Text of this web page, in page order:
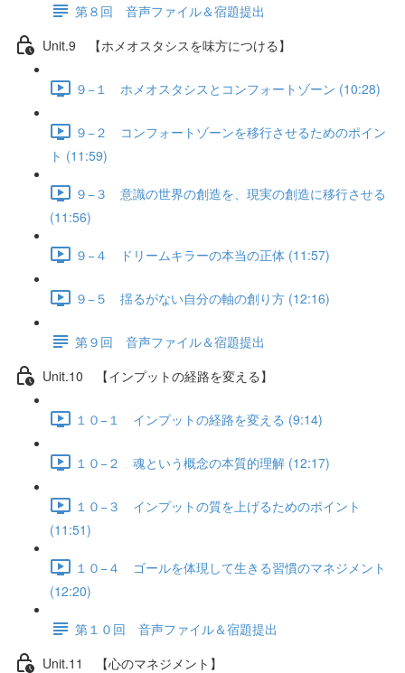
第８回 音声ファイル＆宿題提出
Unit.9 【ホメオスタシスを味方につける】
９−１ ホメオスタシスとコンフォートゾーン (10:28)
９−２ コンフォートゾーンを移行させるためのポイン
ト (11:59)
９−３ 意識の世界の創造を、現実の創造に移行させる
(11:56)
９−４ ドリームキラーの本当の正体 (11:57)
９−５ 揺るがない自分の軸の創り方 (12:16)
第９回 音声ファイル＆宿題提出
Unit.10 【インプットの経路を変える】
１０−１ インプットの経路を変える (9:14)
１０−２ 魂という概念の本質的理解 (12:17)
１０−３ インプットの質を上げるためのポイント
(11:51)
１０−４ ゴールを体現して生きる習慣のマネジメント
(12:20)
第１０回 音声ファイル＆宿題提出
Unit.11 【心のマネジメント】